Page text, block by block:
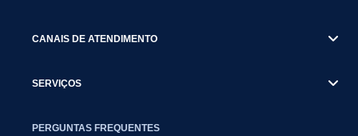
CANAIS DE ATENDIMENTO
SERVIÇOS
PERGUNTAS FREQUENTES